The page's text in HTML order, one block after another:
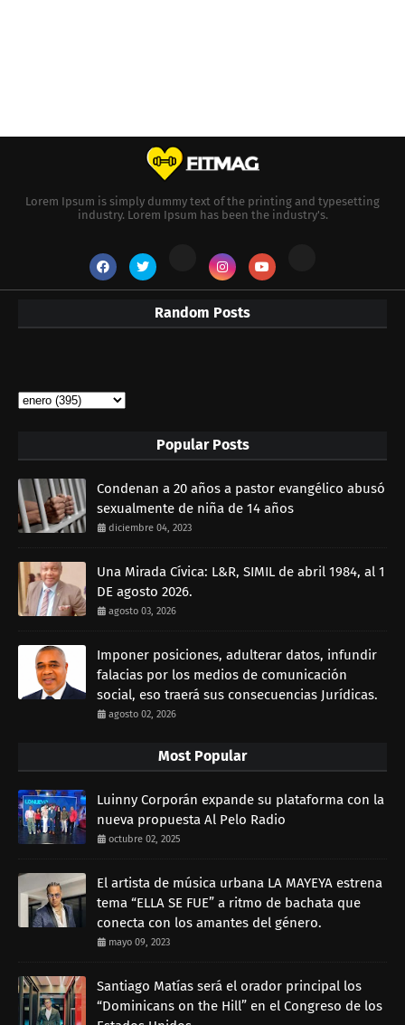
Lorem Ipsum is simply dummy text of the printing and typesetting
industry. Lorem Ipsum has been the industry's.
Random Posts
Popular Posts
Condenan a 20 años a pastor evangélico abusó
sexualmente de niña de 14 años
diciembre 04, 2023
Una Mirada Cívica: L&R, SIMIL de abril 1984, al 1
DE agosto 2026.
agosto 03, 2026
Imponer posiciones, adulterar datos, infundir
falacias por los medios de comunicación
social, eso traerá sus consecuencias Jurídicas.
agosto 02, 2026
Most Popular
Luinny Corporán expande su plataforma con la
nueva propuesta Al Pelo Radio
octubre 02, 2025
El artista de música urbana LA MAYEYA estrena
tema “ELLA SE FUE” a ritmo de bachata que
conecta con los amantes del género.
mayo 09, 2023
Santiago Matías será el orador principal los
“Dominicans on the Hill” en el Congreso de los